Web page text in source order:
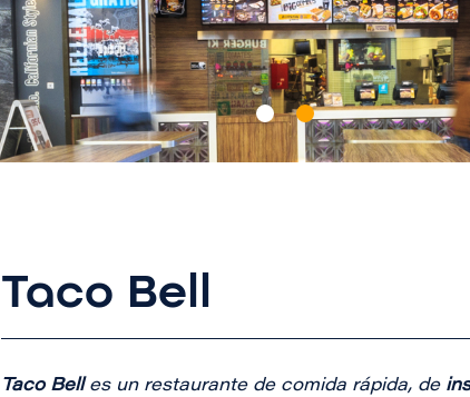
Taco Bell
Taco Belles un restaurante de comida rápida, de